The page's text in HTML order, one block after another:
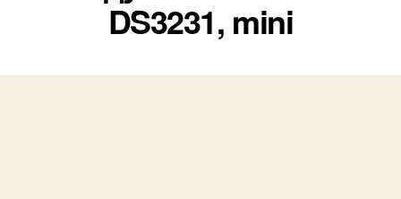
DS3231, mini